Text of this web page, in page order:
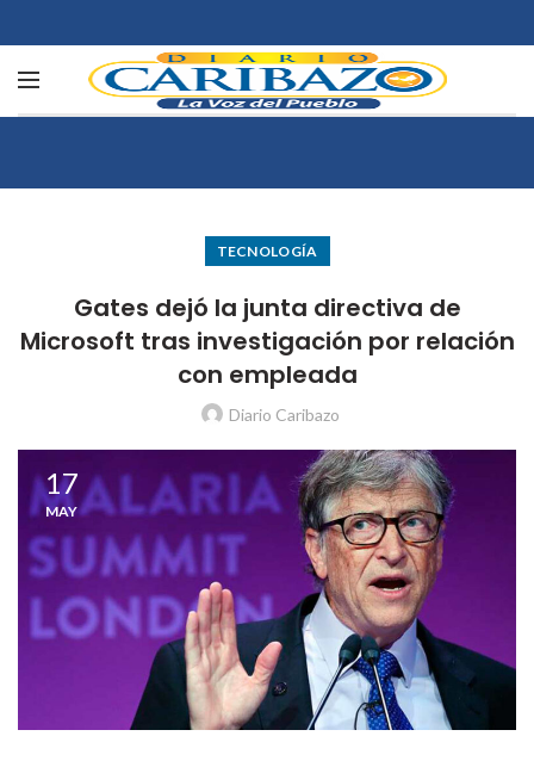
TECNOLOGÍA
Gates dejó la junta directiva de
Microsoft tras investigación por relación
con empleada
Diario Caribazo
17
MAY